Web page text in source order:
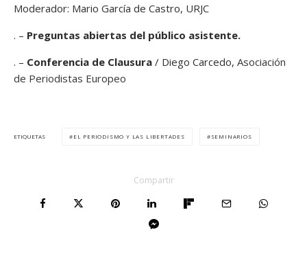
Moderador: Mario García de Castro, URJC
. – Preguntas abiertas del público asistente.
. – Conferencia de Clausura / Diego Carcedo, Asociación
de Periodistas Europeo
ETIQUETAS EL PERIODISMO Y LAS LIBERTADES SEMINARIOS
Compartir